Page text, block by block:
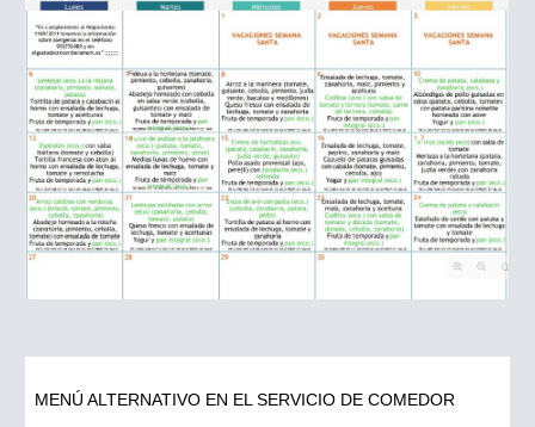
MENÚ ALTERNATIVO EN EL SERVICIO DE COMEDOR